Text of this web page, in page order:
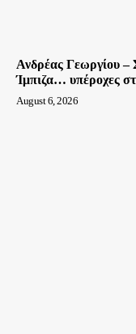
Ανδρέας Γεωργίου
Ίμπιζα… υπέροχες
August 6, 2026